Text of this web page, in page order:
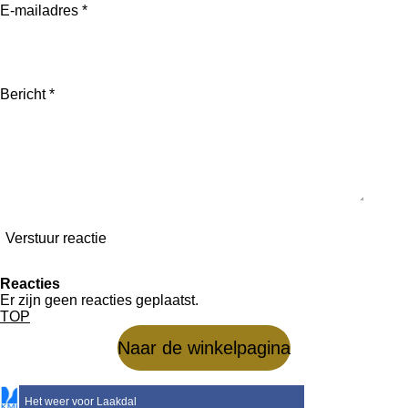
E-mailadres *
Bericht *
Verstuur reactie
Reacties
Er zijn geen reacties geplaatst.
TOP
Naar de winkelpagina